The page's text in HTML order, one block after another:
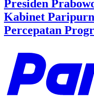
Presiden
Kabinet
Percepatan